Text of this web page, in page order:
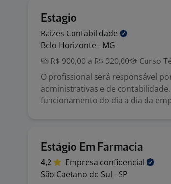
Estagio
Raizes Contabilidade
Belo Horizonte - MG
R$ 900,00 a R$ 920,00
Curso
O profissional será responsável
administrativas e de
funcionamento do dia a dia da
Estágio Em Farmacia
4,2 Empresa confidencial
São Caetano do Sul - SP